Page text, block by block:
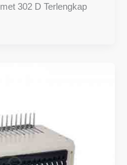
302 D Terlengkap